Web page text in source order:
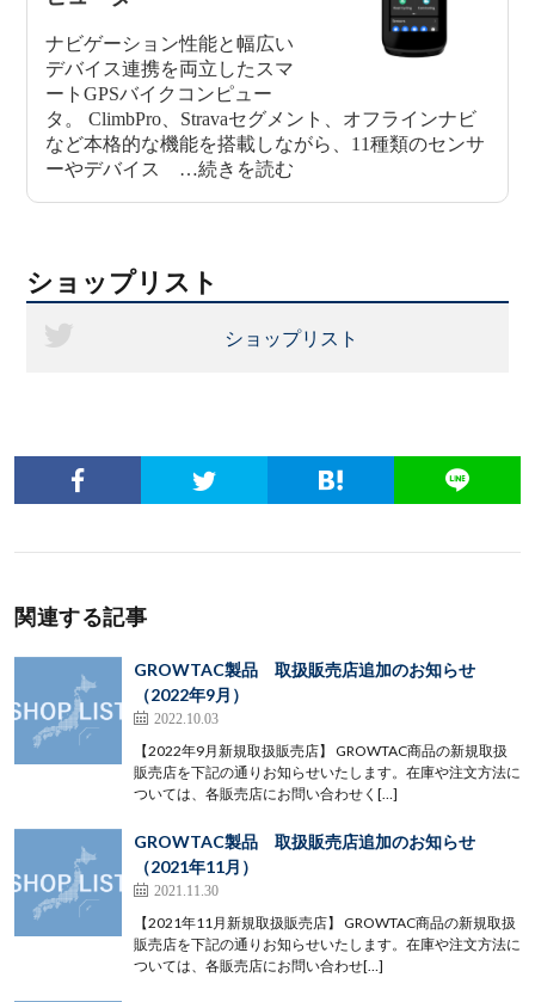
ショップリスト
ショップリスト
関連する記事
GROWTAC製品 取扱販売店追加のお知らせ
（2022年9月）
2022.10.03
【2022年9月新規取扱販売店】 GROWTAC商品の新規取扱
販売店を下記の通りお知らせいたします。在庫や注文方法に
ついては、各販売店にお問い合わせく[…]
GROWTAC製品 取扱販売店追加のお知らせ
（2021年11月）
2021.11.30
【2021年11月新規取扱販売店】 GROWTAC商品の新規取扱
販売店を下記の通りお知らせいたします。在庫や注文方法に
ついては、各販売店にお問い合わせ[…]